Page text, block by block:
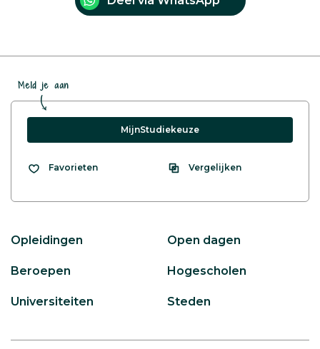
Meld je aan
MijnStudiekeuze
Favorieten Vergelijken
Opleidingen Open dagen
Beroepen Hogescholen
Universiteiten Steden